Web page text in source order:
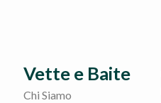
Vette e Baite
Chi Siamo